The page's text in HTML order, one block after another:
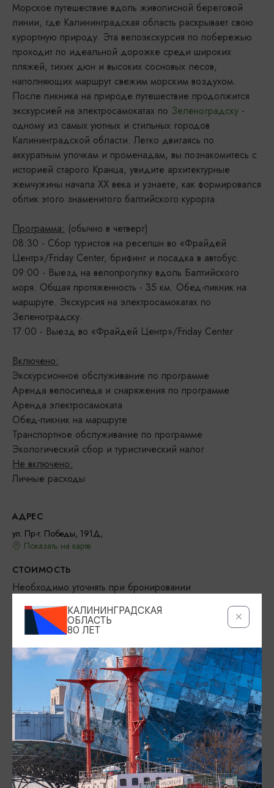
Морское путешествие вдоль живописной береговой
линии, где Калининградская область раскрывает свою
курортную природу. Эта велоэкскурсия по побережью
проходит по идеальной дорожке среди широких
пляжей, тихих дюн и высоких сосновых лесов,
наполняющих маршрут свежим морским воздухом.
После пикника на природе путешествие продолжится
экскурсией на электросамокатах по Зеленоградску -
одному из самых уютных и стильных городов
Калининградской области. Легко двигаясь по
аккуратным улочкам и променадам, вы познакомитесь с
историей старого Кранца, увидите архитектурные
жемчужины начала XX века и узнаете, как формировался
облик этого знаменитого балтийского курорта.
Программа: (обычно в четверг)
08:30 - Сбор туристов на ресепшн во «Фрайдей
Центр»/Friday Center, брифинг и посадка в автобус.
09:00 - Выезд на велопрогулку вдоль Балтийского
моря. Общая протяженность - 35 км. Обед-пикник на
маршруте. Экскурсия на электросамокатах по
Зеленоградску.
17:00 - Выезд во «Фрайдей Центр»/Friday Center
Включено:
Экскурсионное обслуживание по программе
Аренда велосипеда и снаряжения по программе
Аренда электросамоката
Обед-пикник на маршруте
Транспортное обслуживание по программе
Экологический сбор и туристический налог
Не включено:
Личные расходы
АДРЕС
ул. Пр-т. Победы, 191Д,
Показать на карте
СТОИМОСТЬ
Необходимо уточнять при бронировании
РЕЖИМ РАБОТЫ
Круглосуточно
КОНТАКТЫ
+7 (4012) 99-41-40
8 (800) 100-39-52
booking@friday.center
САЙТ
Официальный сайт
ПРЕДЛОЖИТЬ ИНФОРМАЦИЮ
КАЛИНИНГРАДСКАЯ
ОБЛАСТЬ
80 ЛЕТ